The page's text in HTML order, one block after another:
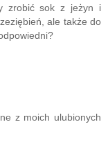
zrobić sok z jeżyn i
ale także do
z moich ulubionych